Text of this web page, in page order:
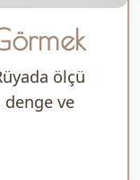
ölçü
ve